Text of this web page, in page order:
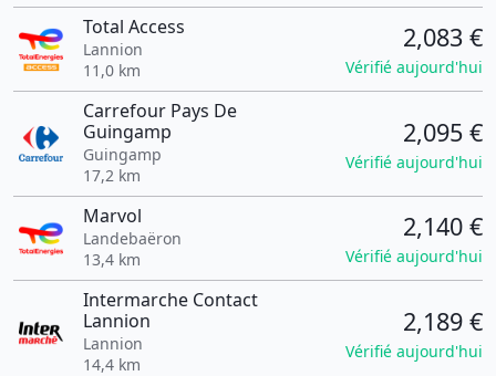
Total Access
Lannion
11,0 km
2,083 €
Vérifié aujourd'hui
Carrefour Pays De
Guingamp
Guingamp
17,2 km
2,095 €
Vérifié aujourd'hui
Marvol
Landebaëron
13,4 km
2,140 €
Vérifié aujourd'hui
Intermarche Contact
Lannion
Lannion
14,4 km
2,189 €
Vérifié aujourd'hui